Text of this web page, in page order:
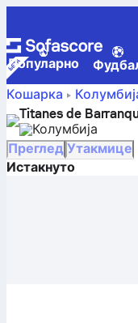
Популарно
Кошарка
Barranquilla –
Titanes de
Колумбија
Преглед Утакмице
Истакнуто